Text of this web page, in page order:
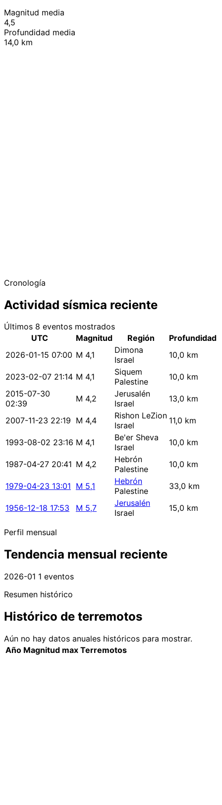
Magnitud media
4,5
Profundidad media
14,0 km
Cronología
Actividad sísmica reciente
Últimos 8 eventos mostrados
UTC
Magnitud Región
Profundidad
2026-01-15 07:00 M 4,1
Dimona
Israel
10,0 km
2023-02-07 21:14 M 4,1
Siquem
Palestine
10,0 km
2015-07-30
02:39
M 4,2
Jerusalén
Israel
13,0 km
2007-11-23 22:19 M 4,4
Rishon LeZion
Israel
11,0 km
1993-08-02 23:16 M 4,1
Be'er Sheva
Israel
10,0 km
1987-04-27 20:41 M 4,2
Hebrón
Palestine
10,0 km
1979-04-23 13:01 M 5,1
Hebrón
Palestine
33,0 km
1956-12-18 17:53 M 5,7
Jerusalén
Israel
15,0 km
Perfil mensual
Tendencia mensual reciente
2026-01 1 eventos
Resumen histórico
Histórico de terremotos
Aún no hay datos anuales históricos para mostrar.
Año Magnitud max Terremotos